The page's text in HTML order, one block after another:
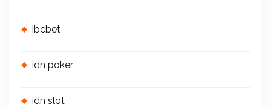
ibcbet
idn poker
idn slot